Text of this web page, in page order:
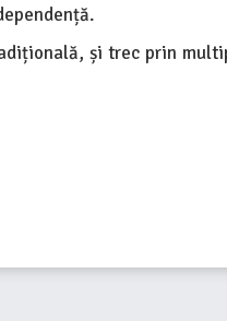
și trec prin